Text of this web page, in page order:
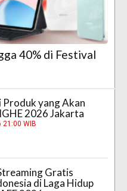
40% di Festival
yang Akan
2026 Jakarta
WIB
Gratis
di Laga Hidup